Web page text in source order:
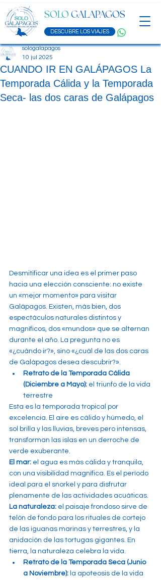
SOLO GALAPAGOS
DESCUBRE LOS VIAJES
CUANDO IR EN GALÁPAGOS La
Temporada Cálida y la Temporada
Seca- las dos caras de Galápagos
sologalapagos
10 jul 2025
Desmitificar una idea es el primer paso
hacia una elección consciente: no existe
un «mejor momento» para visitar
Galápagos. Existen, más bien, dos
espectáculos naturales distintos y
magníficos, dos «mundos» que se alternan
durante el año. La pregunta no es
«¿cuándo ir?», sino «¿cuál de las dos caras
de Galápagos desea descubrir?».
Retrato de la Temporada Cálida
(Diciembre a Mayo): el triunfo de la vida
terrestre
Esta es la temporada tropical por
excelencia. El aire es cálido y húmedo, el
sol brilla y las lluvias, breves pero intensas,
transforman las islas en un derroche de
verde exuberante.
El mar: el agua es más cálida y tranquila,
con una visibilidad magnífica. Es el período
ideal para el snorkel y para disfrutar
plenamente de las actividades acuáticas.
La naturaleza: el paisaje frondoso sirve de
telón de fondo para los rituales de cortejo
de las iguanas marinas y terrestres, y la
anidación de las tortugas gigantes. En
tierra, la naturaleza celebra la vida.
Retrato de la Temporada Seca (Junio
a Noviembre): la apoteosis de la vida